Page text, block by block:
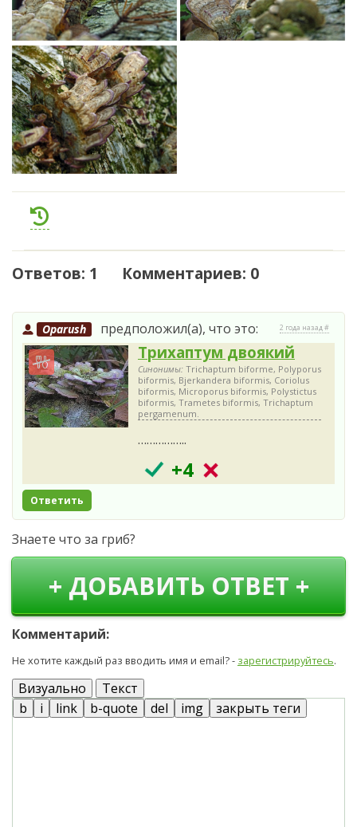
Ответов: 1 Комментариев: 0
Oparush предположил(а), что это: 2 года назад #
Трихаптум двоякий
Синонимы: Trichaptum biforme, Polyporus
biformis, Bjerkandera biformis, Coriolus
biformis, Microporus biformis, Polystictus
biformis, Trametes biformis, Trichaptum
pergamenum.
……………..
+4
Ответить
Знаете что за гриб?
+ ДОБАВИТЬ ОТВЕТ +
Комментарий:
Не хотите каждый раз вводить имя и email? - зарегистрируйтесь.
Визуально Текст